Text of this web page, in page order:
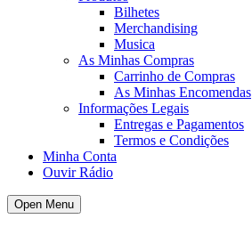
Bilhetes
Merchandising
Musica
As Minhas Compras
Carrinho de Compras
As Minhas Encomendas
Informações Legais
Entregas e Pagamentos
Termos e Condições
Minha Conta
Ouvir Rádio
Open Menu